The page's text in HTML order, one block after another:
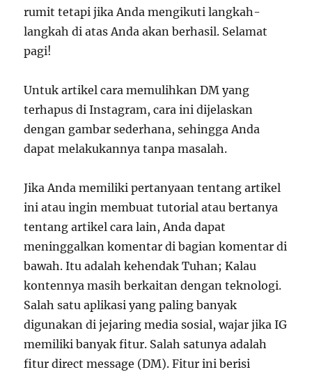
rumit tetapi jika Anda mengikuti langkah-
langkah di atas Anda akan berhasil. Selamat
pagi!
Untuk artikel cara memulihkan DM yang
terhapus di Instagram, cara ini dijelaskan
dengan gambar sederhana, sehingga Anda
dapat melakukannya tanpa masalah.
Jika Anda memiliki pertanyaan tentang artikel
ini atau ingin membuat tutorial atau bertanya
tentang artikel cara lain, Anda dapat
meninggalkan komentar di bagian komentar di
bawah. Itu adalah kehendak Tuhan; Kalau
kontennya masih berkaitan dengan teknologi.
Salah satu aplikasi yang paling banyak
digunakan di jejaring media sosial, wajar jika IG
memiliki banyak fitur. Salah satunya adalah
fitur direct message (DM). Fitur ini berisi